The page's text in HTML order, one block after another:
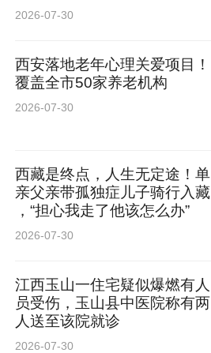
读
2026-07-30
西安落地老年心理关爱项目！
覆盖全市50家养老机构
2026-07-30
西藏是终点，人生无定途！单
亲父亲带孤独症儿子骑行入藏
，“担心我走了他该怎么办”
2026-07-30
江西玉山一住宅疑似爆燃有人
员受伤，玉山县中医院称有两
人送至该院就诊
2026-07-30